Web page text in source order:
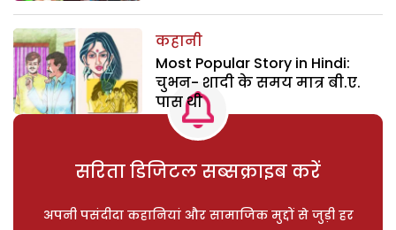
कहानी
Most Popular Story in Hindi:
चुभन- शादी के समय मात्र बी.ए.
पास थी
सरिता डिजिटल सब्सक्राइब करें
अपनी पसंदीदा कहानियां और सामाजिक मुद्दों से जुड़ी हर